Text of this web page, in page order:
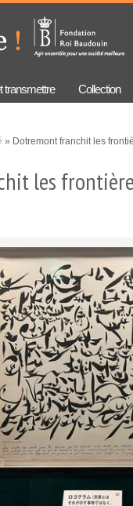
transmettre Collection
» Dotremont franchit les
les